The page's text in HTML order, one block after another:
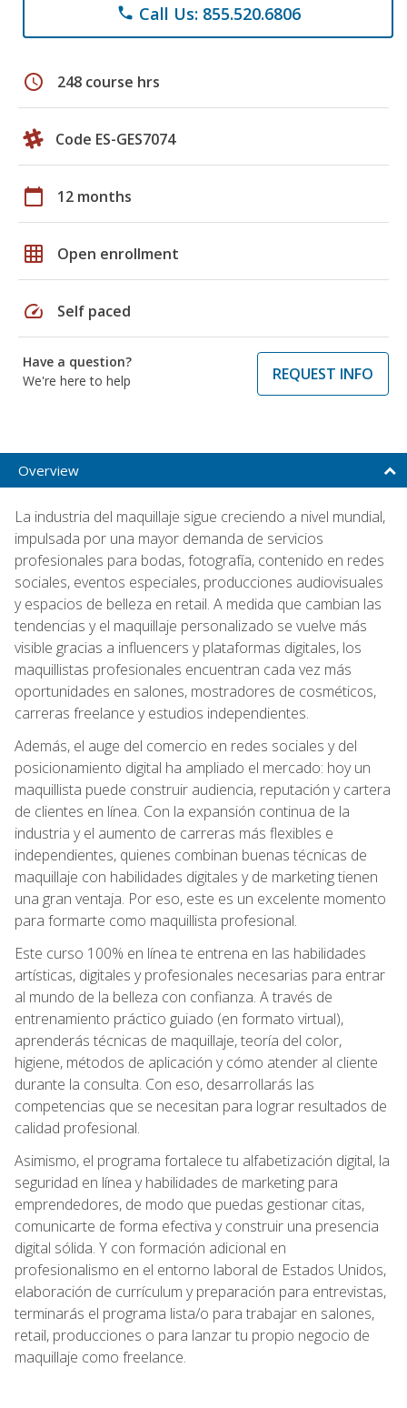
phone Call Us: 855.520.6806
schedule 248 course hrs
Code ES-GES7074
calendar_today 12 months
grid_on Open enrollment
speed Self paced
Have a question?
We're here to help
REQUEST INFO
Overview
La industria del maquillaje sigue creciendo a nivel mundial,
impulsada por una mayor demanda de servicios
profesionales para bodas, fotografía, contenido en redes
sociales, eventos especiales, producciones audiovisuales
y espacios de belleza en retail. A medida que cambian las
tendencias y el maquillaje personalizado se vuelve más
visible gracias a influencers y plataformas digitales, los
maquillistas profesionales encuentran cada vez más
oportunidades en salones, mostradores de cosméticos,
carreras freelance y estudios independientes.
Además, el auge del comercio en redes sociales y del
posicionamiento digital ha ampliado el mercado: hoy un
maquillista puede construir audiencia, reputación y cartera
de clientes en línea. Con la expansión continua de la
industria y el aumento de carreras más flexibles e
independientes, quienes combinan buenas técnicas de
maquillaje con habilidades digitales y de marketing tienen
una gran ventaja. Por eso, este es un excelente momento
para formarte como maquillista profesional.
Este curso 100% en línea te entrena en las habilidades
artísticas, digitales y profesionales necesarias para entrar
al mundo de la belleza con confianza. A través de
entrenamiento práctico guiado (en formato virtual),
aprenderás técnicas de maquillaje, teoría del color,
higiene, métodos de aplicación y cómo atender al cliente
durante la consulta. Con eso, desarrollarás las
competencias que se necesitan para lograr resultados de
calidad profesional.
Asimismo, el programa fortalece tu alfabetización digital, la
seguridad en línea y habilidades de marketing para
emprendedores, de modo que puedas gestionar citas,
comunicarte de forma efectiva y construir una presencia
digital sólida. Y con formación adicional en
profesionalismo en el entorno laboral de Estados Unidos,
elaboración de currículum y preparación para entrevistas,
terminarás el programa lista/o para trabajar en salones,
retail, producciones o para lanzar tu propio negocio de
maquillaje como freelance.